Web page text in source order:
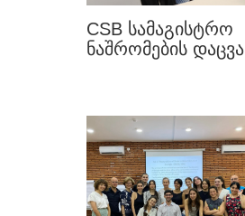
CSB ᲡᲐᲛᲐᲒᲘᲡᲢᲠᲝ
ᲜᲐᲨᲠᲝᲛᲔᲑᲘᲡ ᲓᲐᲪᲕᲐ